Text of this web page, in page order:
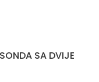
SA DVIJE